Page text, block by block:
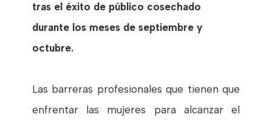
tras el éxito de público cosechado
durante los meses de septiembre y
octubre.
Las barreras profesionales que tienen que
enfrentar las mujeres para alcanzar el